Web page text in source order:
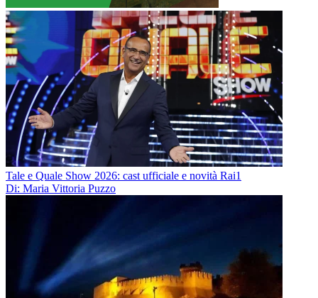
Tale e Quale Show 2026: cast ufficiale e novità Rai1
Di: Maria Vittoria Puzzo